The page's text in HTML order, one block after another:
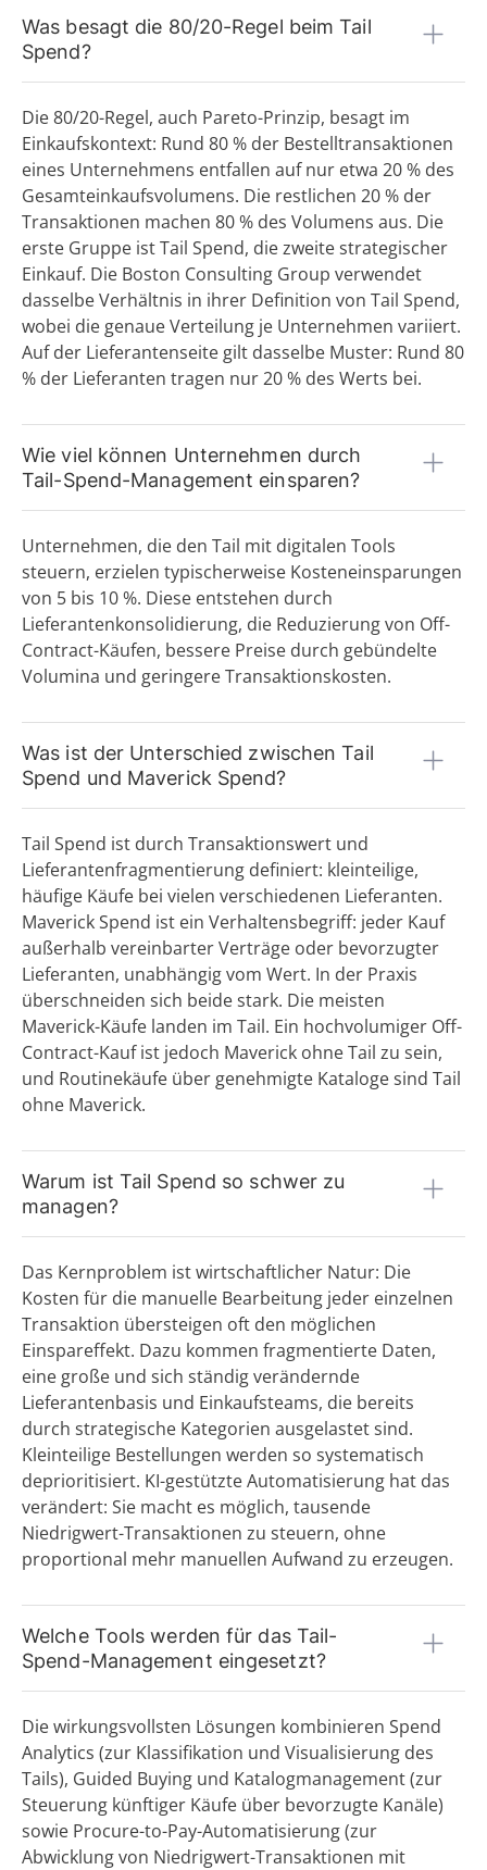
FI-Daten
Freitextbestellung
Guided Buying
H
I
Incoterms
Indirekte Beschaffung
J
K
Katalog
Lasten-/Pflichtenheft
Leistungsbeschreibung (SoW)
Lieferantenscouting
M
Maverick Buying
N
O
P
Preisliste
Procure-to-Pay Prozess (P2P)
Purchase Order (P.O.) / Auftragsbestätigung
Purchase Request (P.R.) / Beschaffungsanforderung (BANF)
Q
R
Rahmenvereinbarung
Rahmenvertrag (MSA)
RFx-Prozesse (RFI, RFQ, RFP)
S
Single Sourcing
Source to Contract (S2C)
Source-to-Pay (S2P) Prozess
Strategischer Einkauf
Supplier Lifecycle Management (SLM)
Supplier Relationship Management (SRM)
T
Tail Spend
Tier 1,2,3 Lieferanten
U
V
Vergabe
W
Warengruppe
Warengruppenmanagement
Warenwirtschaftssystem (WaWi)
X
Z
Was besagt die 80/20-Regel beim Tail
Spend?
Die 80/20-Regel, auch Pareto-Prinzip, besagt im
Einkaufskontext: Rund 80 % der Bestelltransaktionen
eines Unternehmens entfallen auf nur etwa 20 % des
Gesamteinkaufsvolumens. Die restlichen 20 % der
Transaktionen machen 80 % des Volumens aus. Die
erste Gruppe ist Tail Spend, die zweite strategischer
Einkauf. Die Boston Consulting Group verwendet
dasselbe Verhältnis in ihrer Definition von Tail Spend,
wobei die genaue Verteilung je Unternehmen variiert.
Auf der Lieferantenseite gilt dasselbe Muster: Rund 80
% der Lieferanten tragen nur 20 % des Werts bei.
Wie viel können Unternehmen durch
Tail-Spend-Management einsparen?
Unternehmen, die den Tail mit digitalen Tools
steuern, erzielen typischerweise Kosteneinsparungen
von 5 bis 10 %. Diese entstehen durch
Lieferantenkonsolidierung, die Reduzierung von Off-
Contract-Käufen, bessere Preise durch gebündelte
Volumina und geringere Transaktionskosten.
Was ist der Unterschied zwischen Tail
Spend und Maverick Spend?
Tail Spend ist durch Transaktionswert und
Lieferantenfragmentierung definiert: kleinteilige,
häufige Käufe bei vielen verschiedenen Lieferanten.
Maverick Spend ist ein Verhaltensbegriff: jeder Kauf
außerhalb vereinbarter Verträge oder bevorzugter
Lieferanten, unabhängig vom Wert. In der Praxis
überschneiden sich beide stark. Die meisten
Maverick-Käufe landen im Tail. Ein hochvolumiger Off-
Contract-Kauf ist jedoch Maverick ohne Tail zu sein,
und Routinekäufe über genehmigte Kataloge sind Tail
ohne Maverick.
Warum ist Tail Spend so schwer zu
managen?
Das Kernproblem ist wirtschaftlicher Natur: Die
Kosten für die manuelle Bearbeitung jeder einzelnen
Transaktion übersteigen oft den möglichen
Einspareffekt. Dazu kommen fragmentierte Daten,
eine große und sich ständig verändernde
Lieferantenbasis und Einkaufsteams, die bereits
durch strategische Kategorien ausgelastet sind.
Kleinteilige Bestellungen werden so systematisch
deprioritisiert. KI-gestützte Automatisierung hat das
verändert: Sie macht es möglich, tausende
Niedrigwert-Transaktionen zu steuern, ohne
proportional mehr manuellen Aufwand zu erzeugen.
Welche Tools werden für das Tail-
Spend-Management eingesetzt?
Die wirkungsvollsten Lösungen kombinieren Spend
Analytics (zur Klassifikation und Visualisierung des
Tails), Guided Buying und Katalogmanagement (zur
Steuerung künftiger Käufe über bevorzugte Kanäle)
sowie Procure-to-Pay-Automatisierung (zur
Abwicklung von Niedrigwert-Transaktionen mit